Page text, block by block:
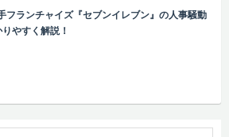
フランチャイズ『セブンイレブン』の人事騒動
やすく解説！